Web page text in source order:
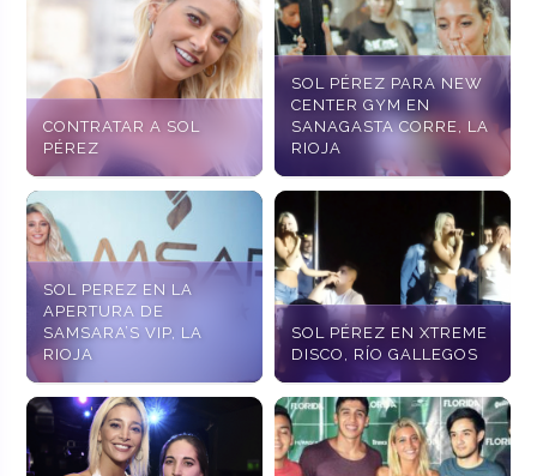
CONTRATAR A SOL
PÉREZ
SOL PÉREZ PARA NEW
CENTER GYM EN
SANAGASTA CORRE, LA
RIOJA
SOL PEREZ EN LA
APERTURA DE
SAMSARA’S VIP, LA
RIOJA
SOL PÉREZ EN XTREME
DISCO, RÍO GALLEGOS